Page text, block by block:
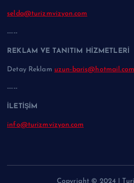
selda@turizmvizyon.com
-----
REKLAM VE TANITIM HİZMETLERİ
Detay Reklam uzun-baris@hotmail.com
-----
İLETİŞİM
info@turizmvizyon.com
Copyright © 2024 |